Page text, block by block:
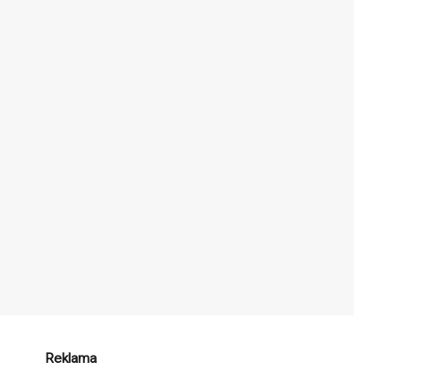
Reklama